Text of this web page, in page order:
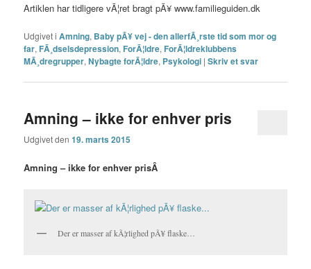
Artiklen har tidligere vÃ¦ret bragt pÃ¥ www.familieguiden.dk
Udgivet i Amning, Baby pÃ¥ vej - den allerfÃ¸rste tid som mor og
far, FÃ¸dselsdepression, ForÃ¦ldre, ForÃ¦ldreklubbens
MÃ¸dregrupper,Nybagte forÃ¦ldre, Psykologi |Skriv et svar
Amning – ikke for enhver pris
Udgivet den19. marts 2015
Amning – ikke for enhver prisÂ
Der er masser af kÃ¦rlighed pÃ¥ flaske…